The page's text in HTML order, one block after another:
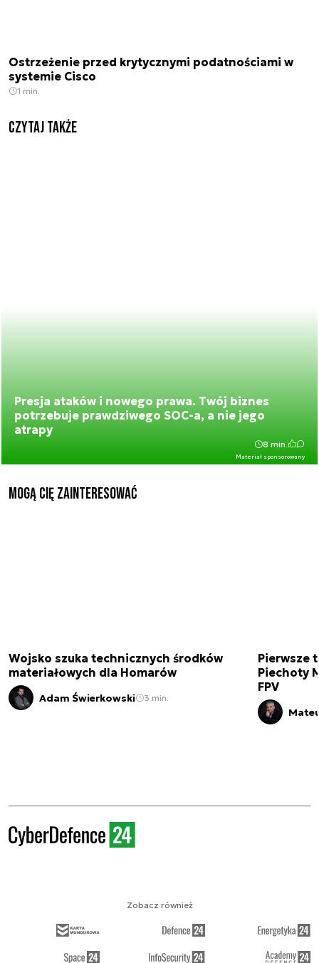
Ostrzeżenie przed krytycznymi podatnościami w
systemie Cisco
1 min.
Czytaj także
Presja ataków i nowego prawa. Twój biznes
potrzebuje prawdziwego SOC-a, a nie jego
atrapy
Materiał sponsorowany
8 min.
Mogą Cię zainteresować
Wojsko szuka technicznych środków
materiałowych dla Homarów
Adam Świerkowski 3 min.
Pierwsze
Piechoty
FPV
Zobacz również